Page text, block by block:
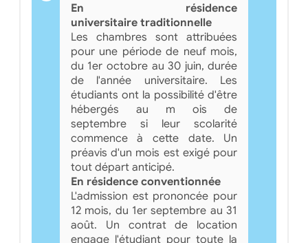
En résidence
universitaire traditionnelle
Les chambres sont attribuées
pour une période de neuf mois,
du 1er octobre au 30 juin, durée
de l'année universitaire. Les
étudiants ont la possibilité d'être
hébergés au m ois de
septembre si leur scolarité
commence à cette date. Un
préavis d'un mois est exigé pour
tout départ anticipé.
En résidence conventionnée
L'admission est prononcée pour
12 mois, du 1er septembre au 31
août. Un contrat de location
engage l'étudiant pour toute la